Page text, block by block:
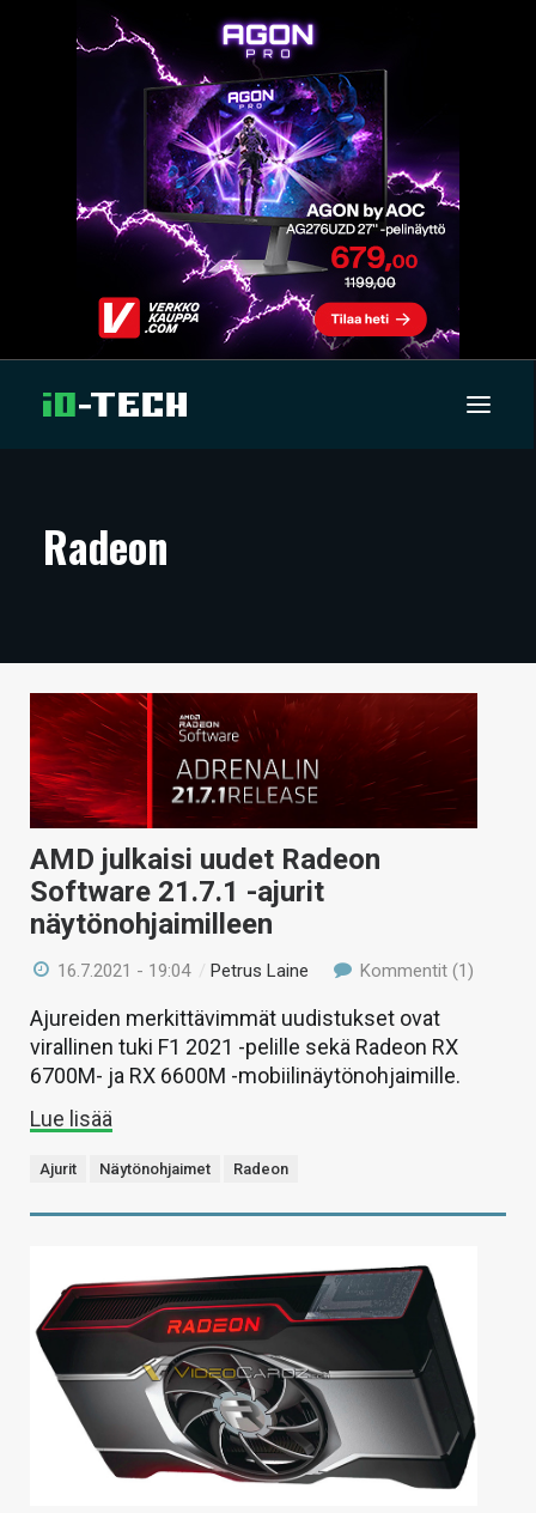
ARTIKKELIT
TECHBBS
TIETOA
HINTA.FI
KAUPPA
VAIHDA TEEMA
Radeon
AMD julkaisi uudet Radeon
Software 21.7.1 -ajurit
näytönohjaimilleen
16.7.2021 - 19:04 /Petrus Laine Kommentit (1)
Ajureiden merkittävimmät uudistukset ovat
virallinen tuki F1 2021 -pelille sekä Radeon RX
6700M- ja RX 6600M -mobiilinäytönohjaimille.
Lue lisää
Ajurit Näytönohjaimet Radeon